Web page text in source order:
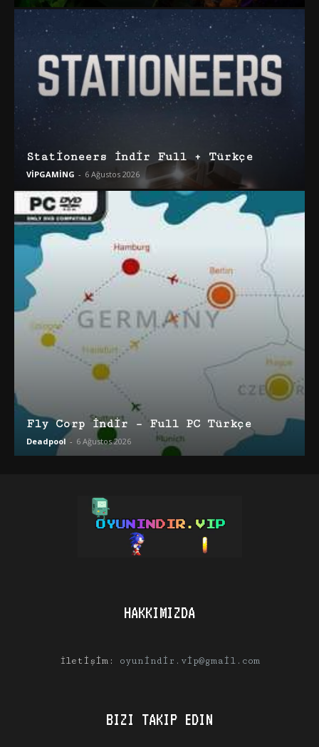
Stationeers İndir Full + Türkçe
VİPGAMİNG - 6 Ağustos 2026
Fly Corp İndir – Full PC Türkçe
Deadpool - 6 Ağustos 2026
HAKKIMIZDA
İletişim: oyunindir.vip@gmail.com
BIZI TAKIP EDIN